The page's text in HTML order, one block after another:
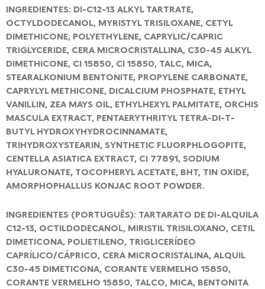
INGREDIENTES: DI-C12-13 ALKYL TARTRATE,
OCTYLDODECANOL, MYRISTYL TRISILOXANE, CETYL
DIMETHICONE, POLYETHYLENE, CAPRYLIC/CAPRIC
TRIGLYCERIDE, CERA MICROCRISTALLINA, C30-45 ALKYL
DIMETHICONE, CI 15850, CI 15850, TALC, MICA,
STEARALKONIUM BENTONITE, PROPYLENE CARBONATE,
CAPRYLYL METHICONE, DICALCIUM PHOSPHATE, ETHYL
VANILLIN, ZEA MAYS OIL, ETHYLHEXYL PALMITATE, ORCHIS
MASCULA EXTRACT, PENTAERYTHRITYL TETRA-DI-T-
BUTYL HYDROXYHYDROCINNAMATE,
TRIHYDROXYSTEARIN, SYNTHETIC FLUORPHLOGOPITE,
CENTELLA ASIATICA EXTRACT, CI 77891, SODIUM
HYALURONATE, TOCOPHERYL ACETATE, BHT, TIN OXIDE,
AMORPHOPHALLUS KONJAC ROOT POWDER.
INGREDIENTES (PORTUGUÊS): TARTARATO DE DI-ALQUILA
C12-13, OCTILDODECANOL, MIRISTIL TRISILOXANO, CETIL
DIMETICONA, POLIETILENO, TRIGLICERÍDEO
CAPRÍLICO/CÁPRICO, CERA MICROCRISTALINA, ALQUIL
C30-45 DIMETICONA, CORANTE VERMELHO 15850,
CORANTE VERMELHO 15850, TALCO, MICA, BENTONITA